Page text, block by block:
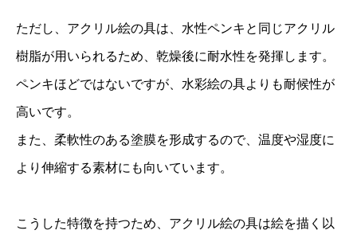
ただし、アクリル絵の具は、水性ペンキと同じアクリル
樹脂が用いられるため、乾燥後に耐水性を発揮します。
ペンキほどではないですが、水彩絵の具よりも耐候性が
高いです。
また、柔軟性のある塗膜を形成するので、温度や湿度に
より伸縮する素材にも向いています。
こうした特徴を持つため、アクリル絵の具は絵を描く以